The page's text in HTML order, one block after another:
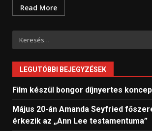
Read More
Keresés:
LEGUTÓBBI BEJEGYZÉSEK
Film készül bongor díjnyertes
Május 20-án Amanda Seyfried
érkezik az „Ann Lee testamentuma”